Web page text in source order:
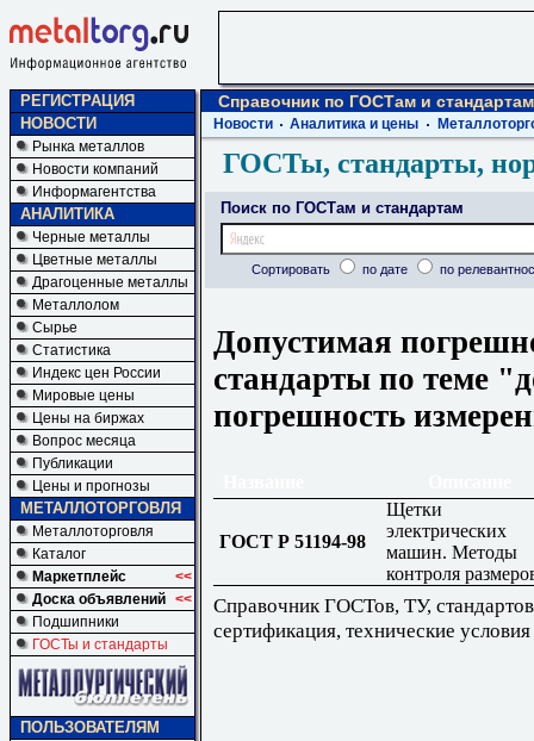
РЕГИСТРАЦИЯ
НОВОСТИ
Рынка металлов
Новости компаний
Информагентства
АНАЛИТИКА
Черные металлы
Цветные металлы
Драгоценные металлы
Металлолом
Сырье
Статистика
Индекс цен России
Мировые цены
Цены на биржах
Вопрос месяца
Публикации
Цены и прогнозы
МЕТАЛЛОТОРГОВЛЯ
Металлоторговля
Каталог
Маркетплейс
<<
Доска объявлений <<
Подшипники
ГОСТы и стандарты
ПОЛЬЗОВАТЕЛЯМ
Справочник по ГОСТам и стандартам
Новости Аналитика и цены
ГОСТы, стандарты,
Поиск по ГОСТам и стандартам
Сортировать по дате по
Допустимая
стандарты по теме
погрешность
ГОСТ Р 51194-98
Щетки
электрических
машин. Методы
контроля
Справочник ГОСТов, ТУ,
сертификация, технические условия